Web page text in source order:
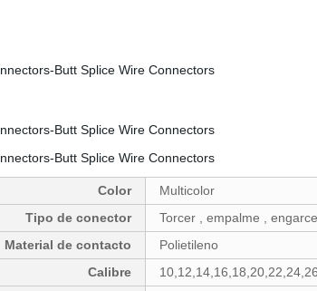
Color
Multicolor
Tipo de conector
Torcer , empalme , engarce
Material de contacto
Polietileno
Calibre
10,12,14,16,18,20,22,24,26